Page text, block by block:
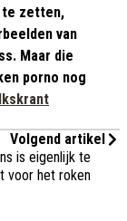
te zetten,
van
Maar die
porno nog
Volgend artikel
is eigenlijk te
voor het roken